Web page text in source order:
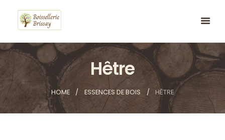
Hêtre
HOME ESSENCES DE BOIS HÊTRE